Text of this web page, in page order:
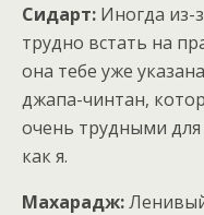
Сидарт: Иногда из-
трудно встать на
она тебе уже
джапа-чинтан,
очень трудными для
как я.
Махарадж: